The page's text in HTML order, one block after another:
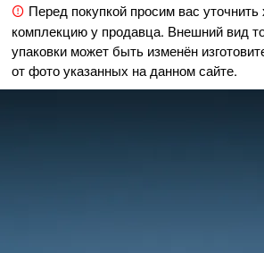
Перед покупкой просим вас уточнить
комплекцию у продавца. Внешний вид
упаковки может быть изменён
от фото указанных на данном сайте.